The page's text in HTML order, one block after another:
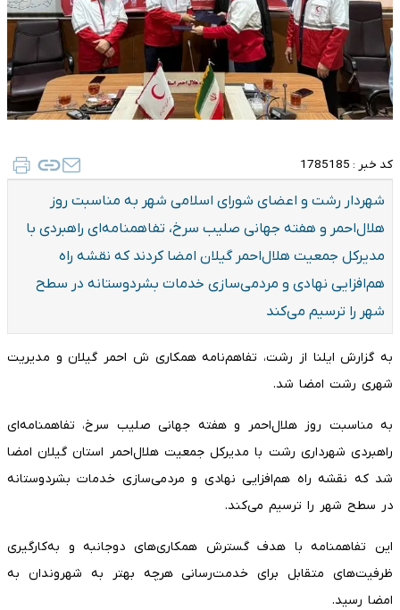
کد خبر : 1785185
شهردار رشت و اعضای شورای اسلامی شهر به مناسبت روز
هلال‌احمر و هفته جهانی صلیب سرخ، تفاهمنامه‌ای راهبردی با
مدیرکل جمعیت هلال‌احمر گیلان امضا کردند که نقشه راه
هم‌افزایی نهادی و مردمی‌سازی خدمات بشردوستانه در سطح
شهر را ترسیم می‌کند
به گزارش ایلنا از رشت، تفاهم‌نامه همکاری ش احمر گیلان و مدیریت
شهری رشت امضا شد.
به مناسبت روز هلال‌احمر و هفته جهانی صلیب سرخ، تفاهمنامه‌ای
راهبردی شهرداری رشت با مدیرکل جمعیت هلال‌احمر استان گیلان امضا
شد که نقشه راه هم‌افزایی نهادی و مردمی‌سازی خدمات بشردوستانه
در سطح شهر را ترسیم می‌کند.
‌این تفاهمنامه با هدف گسترش همکاری‌های دوجانبه و به‌کارگیری
ظرفیت‌های متقابل برای خدمت‌رسانی هرچه بهتر به شهروندان به
امضا رسید.